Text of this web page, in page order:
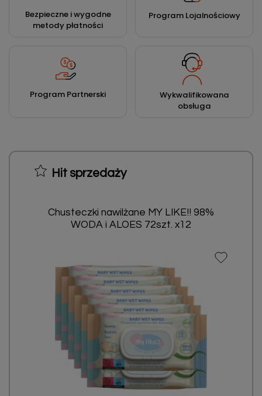
Bezpieczne i wygodne
metody płatności
Program Lojalnościowy
Program Partnerski
Wykwalifikowana
obsługa
Hit sprzedaży
Chusteczki nawilżane MY LIKE!! 98%
WODA i ALOES 72szt. x12